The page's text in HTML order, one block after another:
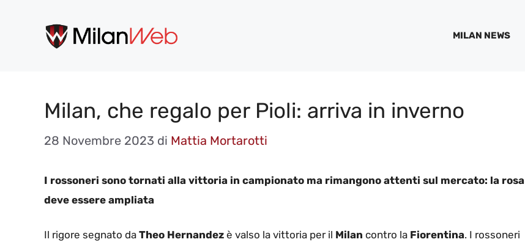
MILAN NEWS
Milan, che regalo per Pioli: arriva in inverno
28 Novembre 2023 di Mattia Mortarotti
I rossoneri sono tornati alla vittoria in campionato ma rimangono attenti sul mercato: la rosa
deve essere ampliata
Il rigore segnato da Theo Hernandez è valso la vittoria per il Milan contro la Fiorentina. I rossoneri